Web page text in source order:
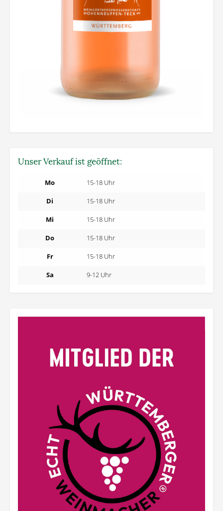
Unser Verkauf ist geöffnet:
Mo 15-18 Uhr
Di 15-18 Uhr
Mi 15-18 Uhr
Do 15-18 Uhr
Fr 15-18 Uhr
Sa 9-12 Uhr